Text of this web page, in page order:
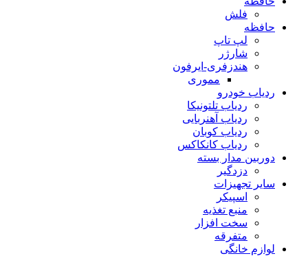
فلش
حافظه
لپ تاپ
شارژر
هندزفری-ایرفون
مموری
ردیاب خودرو
ردیاب تلتونیکا
ردیاب آهنربایی
ردیاب کوبان
ردیاب کانکاکس
دوربین مدار بسته
دزدگیر
سایر تجهیزات
اسپیکر
منبع تغذیه
سخت افزار
متفرقه
لوازم خانگی